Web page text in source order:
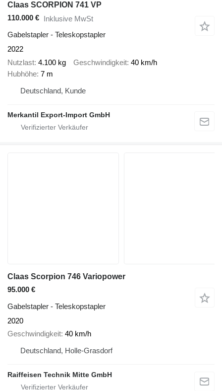
Claas SCORPION 741 VP
110.000 € Inklusive MwSt
Gabelstapler - Teleskopstapler
2022
Nutzlast 4.100 kg Geschwindigkeit 40 km/h
Hubhöhe 7 m
Deutschland, Kunde
Merkantil Export-Import GmbH
Claas Scorpion 746 Variopower
95.000 €
Gabelstapler - Teleskopstapler
2020
Geschwindigkeit 40 km/h
Deutschland, Holle-Grasdorf
Raiffeisen Technik Mitte GmbH